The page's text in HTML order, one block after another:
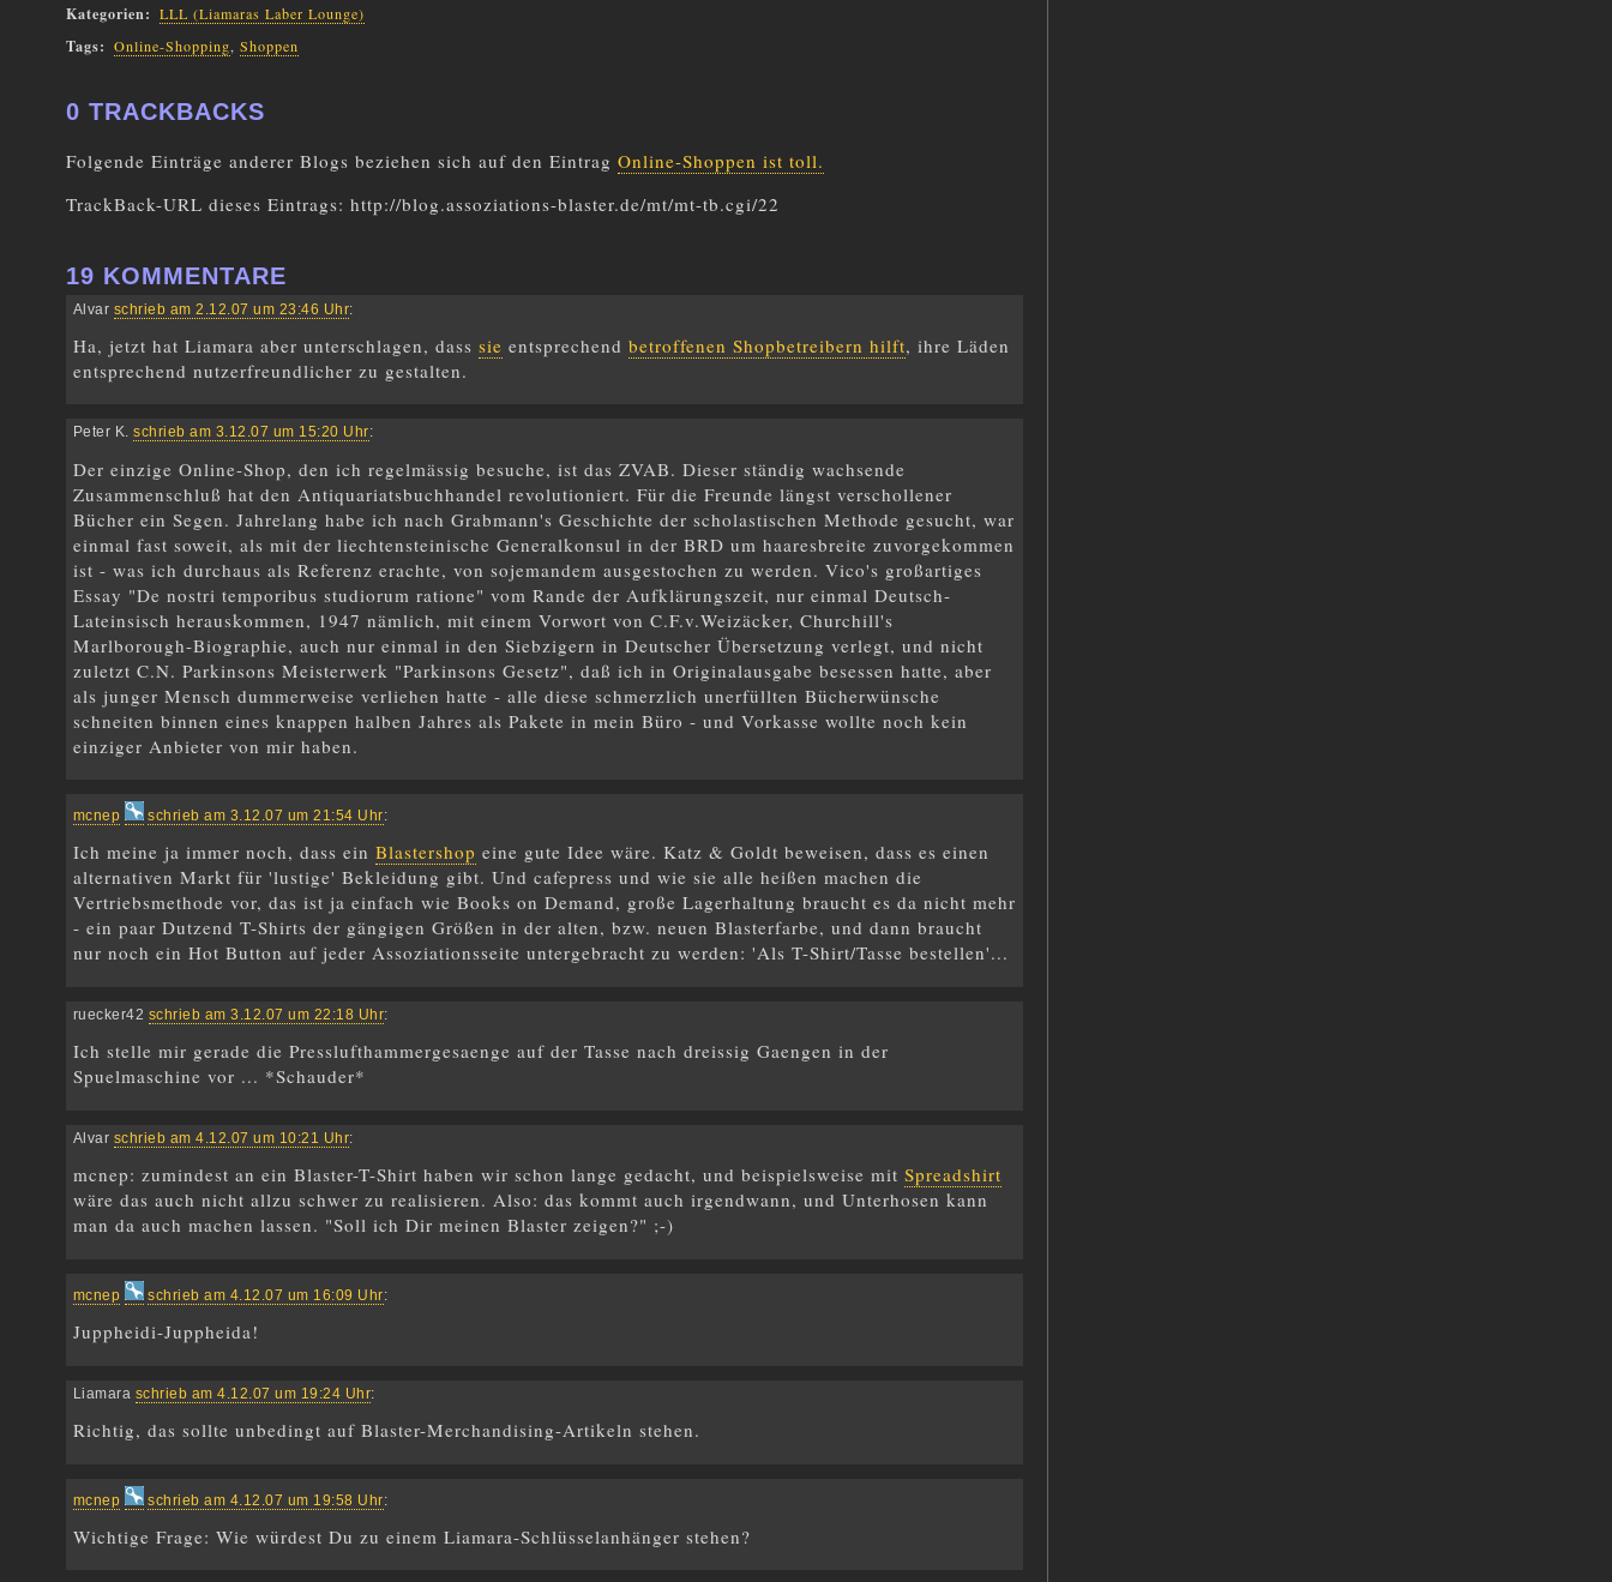
Kategorien: LLL (Liamaras Laber Lounge)
Tags: Online-Shopping, Shoppen
0 TRACKBACKS
Folgende Einträge anderer Blogs beziehen sich auf den Eintrag Online-Shoppen ist toll.
TrackBack-URL dieses Eintrags: http://blog.assoziations-blaster.de/mt/mt-tb.cgi/22
19 KOMMENTARE
Alvar schrieb am 2.12.07 um 23:46 Uhr:
Ha, jetzt hat Liamara aber unterschlagen, dass sie entsprechend betroffenen Shopbetreibern hilft, ihre Läden
entsprechend nutzerfreundlicher zu gestalten.
Peter K.schrieb am 3.12.07 um 15:20 Uhr:
Der einzige Online-Shop, den ich regelmässig besuche, ist das ZVAB. Dieser ständig wachsende
Zusammenschluß hat den Antiquariatsbuchhandel revolutioniert. Für die Freunde längst verschollener
Bücher ein Segen. Jahrelang habe ich nach Grabmann's Geschichte der scholastischen Methode gesucht, war
einmal fast soweit, als mit der liechtensteinische Generalkonsul in der BRD um haaresbreite zuvorgekommen
ist - was ich durchaus als Referenz erachte, von sojemandem ausgestochen zu werden. Vico's großartiges
Essay "De nostri temporibus studiorum ratione" vom Rande der Aufklärungszeit, nur einmal Deutsch-
Lateinsisch herauskommen, 1947 nämlich, mit einem Vorwort von C.F.v.Weizäcker, Churchill's
Marlborough-Biographie, auch nur einmal in den Siebzigern in Deutscher Übersetzung verlegt, und nicht
zuletzt C.N. Parkinsons Meisterwerk "Parkinsons Gesetz", daß ich in Originalausgabe besessen hatte, aber
als junger Mensch dummerweise verliehen hatte - alle diese schmerzlich unerfüllten Bücherwünsche
schneiten binnen eines knappen halben Jahres als Pakete in mein Büro - und Vorkasse wollte noch kein
einziger Anbieter von mir haben.
mcnep schrieb am 3.12.07 um 21:54 Uhr:
Ich meine ja immer noch, dass ein Blastershop eine gute Idee wäre. Katz & Goldt beweisen, dass es einen
alternativen Markt für 'lustige' Bekleidung gibt. Und cafepress und wie sie alle heißen machen die
Vertriebsmethode vor, das ist ja einfach wie Books on Demand, große Lagerhaltung braucht es da nicht mehr
- ein paar Dutzend T-Shirts der gängigen Größen in der alten, bzw. neuen Blasterfarbe, und dann braucht
nur noch ein Hot Button auf jeder Assoziationsseite untergebracht zu werden: 'Als T-Shirt/Tasse bestellen'...
ruecker42 schrieb am 3.12.07 um 22:18 Uhr:
Ich stelle mir gerade die Presslufthammergesaenge auf der Tasse nach dreissig Gaengen in der
Spuelmaschine vor ... *Schauder*
Alvar schrieb am 4.12.07 um 10:21 Uhr:
mcnep: zumindest an ein Blaster-T-Shirt haben wir schon lange gedacht, und beispielsweise mit Spreadshirt
wäre das auch nicht allzu schwer zu realisieren. Also: das kommt auch irgendwann, und Unterhosen kann
man da auch machen lassen. "Soll ich Dir meinen Blaster zeigen?" ;-)
mcnep schrieb am 4.12.07 um 16:09 Uhr:
Juppheidi-Juppheida!
Liamara schrieb am 4.12.07 um 19:24 Uhr:
Richtig, das sollte unbedingt auf Blaster-Merchandising-Artikeln stehen.
mcnep schrieb am 4.12.07 um 19:58 Uhr:
Wichtige Frage: Wie würdest Du zu einem Liamara-Schlüsselanhänger stehen?